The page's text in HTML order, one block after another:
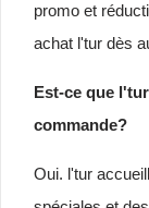
promo et
achat l'tur dès
Est-ce que
commande?
Oui. l'tur